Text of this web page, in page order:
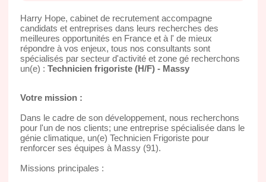
Harry Hope, cabinet de recrutement accompagne
candidats et entreprises dans leurs recherches des
meilleures opportunités en France et à l' de mieux
répondre à vos enjeux, tous nos consultants sont
spécialisés par secteur d'activité et zone gé recherchons
un(e) : Technicien frigoriste (H/F) - Massy
Votre mission :
Dans le cadre de son développement, nous recherchons
pour l'un de nos clients; une entreprise spécialisée dans le
génie climatique, un(e) Technicien Frigoriste pour
renforcer ses équipes à Massy (91).
Missions principales :